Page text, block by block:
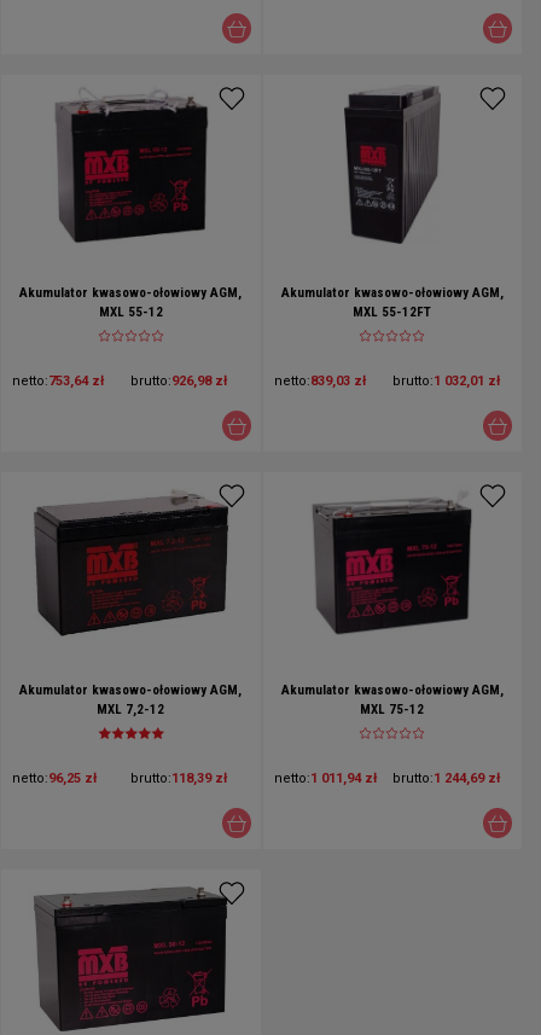
Akumulator kwasowo-ołowiowy AGM,
MXL 55-12
netto:753,64 zł brutto:926,98 zł
Akumulator kwasowo-ołowiowy AGM,
MXL 55-12FT
netto:839,03 zł brutto:1 032,01 zł
Akumulator kwasowo-ołowiowy AGM,
MXL 7,2-12
netto:96,25 zł brutto:118,39 zł
Akumulator kwasowo-ołowiowy AGM,
MXL 75-12
netto:1 011,94 zł brutto:1 244,69 zł